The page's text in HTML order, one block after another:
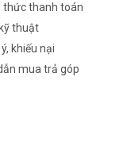
thức thanh toán
thuật
khiếu nại
mua trả góp